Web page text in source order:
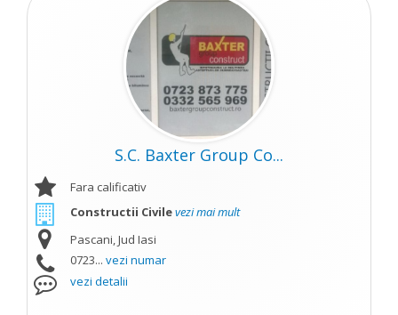
S.C. Baxter Group Co...
Fara calificativ
Constructii Civilevezi mai mult
Pascani, Jud Iasi
0723... vezi numar
vezi detalii